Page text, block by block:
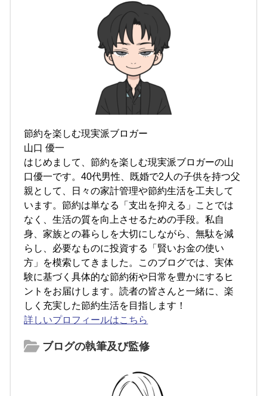
節約を楽しむ現実派ブロガー
山口 優一
はじめまして、節約を楽しむ現実派ブロガーの山
口優一です。40代男性、既婚で2人の子供を持つ父
親として、日々の家計管理や節約生活を工夫して
います。節約は単なる「支出を抑える」ことでは
なく、生活の質を向上させるための手段。私自
身、家族との暮らしを大切にしながら、無駄を減
らし、必要なものに投資する「賢いお金の使い
方」を模索してきました。このブログでは、実体
験に基づく具体的な節約術や日常を豊かにするヒ
ントをお届けします。読者の皆さんと一緒に、楽
しく充実した節約生活を目指します！
詳しいプロフィールはこちら
ブログの執筆及び監修